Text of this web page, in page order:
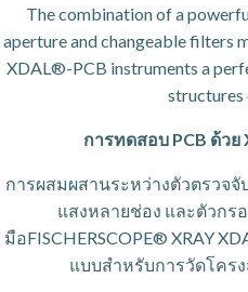
The combination of a
aperture and changeable filters
XDAL ®-PCB instruments a
structures
การทดสอบ PCB ด้ว
การผสมผสานระหว่างตัวตรวจ
แสงหลายช่อง และตัวกร
มือFISCHERSCOPE® XRAY
แบบสำหรับการวัดโคร